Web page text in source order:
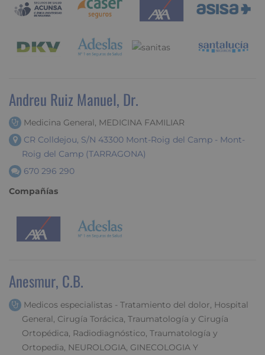
Andreu Ruiz Manuel, Dr.
Medicina General, MEDICINA FAMILIAR
CR Colldejou, S/N 43300 Mont-Roig del Camp - Mont-
Roig del Camp (TARRAGONA)
670 296 290
Compañías
Anesmur, C.B.
Medicos especialistas - Tratamiento del dolor, Hospital
General, Cirugía Torácica, Traumatología y Cirugía
Ortopédica, Radiodiagnóstico, Traumatología y
Ortopedia, NEUROLOGIA, GINECOLOGIA Y